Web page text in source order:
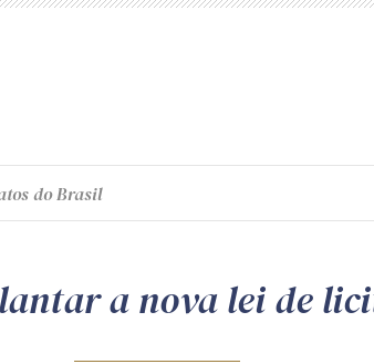
do Brasil
a nova lei de